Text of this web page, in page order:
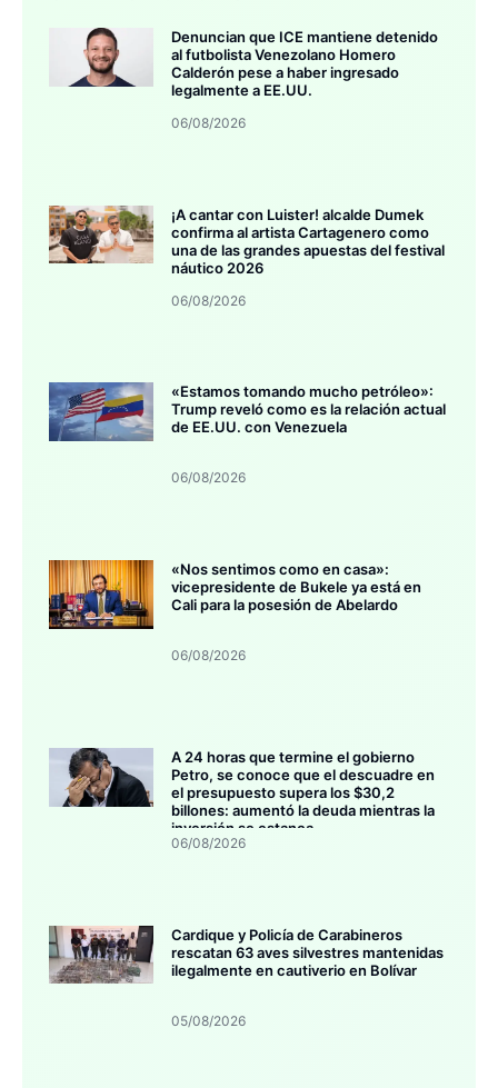
Denuncian que ICE mantiene detenido
al futbolista Venezolano Homero
Calderón pese a haber ingresado
legalmente a EE.UU.
06/08/2026
¡A cantar con Luister! alcalde Dumek
confirma al artista Cartagenero como
una de las grandes apuestas del festival
náutico 2026
06/08/2026
«Estamos tomando mucho petróleo»:
Trump reveló como es la relación actual
de EE.UU. con Venezuela
06/08/2026
«Nos sentimos como en casa»:
vicepresidente de Bukele ya está en
Cali para la posesión de Abelardo
06/08/2026
A 24 horas que termine el gobierno
Petro, se conoce que el descuadre en
el presupuesto supera los $30,2
billones: aumentó la deuda mientras la
inversión se estanca
06/08/2026
Cardique y Policía de Carabineros
rescatan 63 aves silvestres mantenidas
ilegalmente en cautiverio en Bolívar
05/08/2026